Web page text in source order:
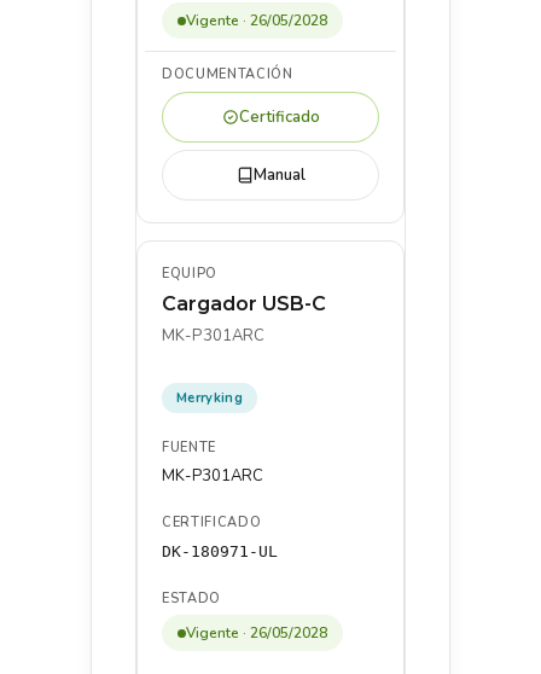
Vigente · 26/05/2028
Certificado
Manual
Cargador USB-C
MK-P301ARC
Merryking
MK-P301ARC
DK-180971-UL
Vigente · 26/05/2028